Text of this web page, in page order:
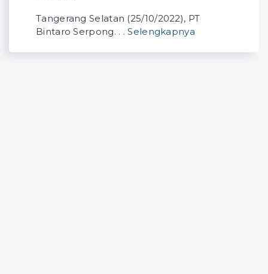
Tangerang Selatan (25/10/2022), PT
Bintaro Serpong. . . Selengkapnya